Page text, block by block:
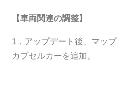
【車両関連の調整】
1．アップデート後、マッ
カプセルカーを追加。